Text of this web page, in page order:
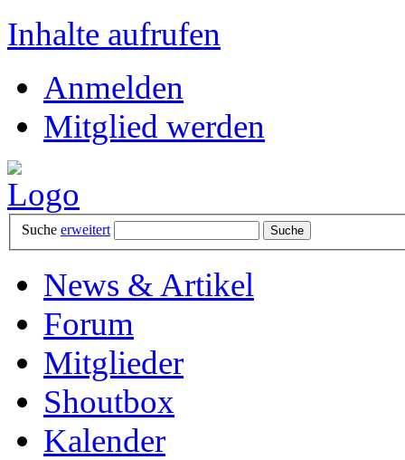
Inhalte aufrufen
Anmelden
Mitglied werden
Suche erweitert
News & Artikel
Forum
Mitglieder
Shoutbox
Kalender